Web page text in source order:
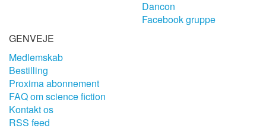
Dancon
Facebook gruppe
GENVEJE
Medlemskab
Bestilling
Proxima abonnement
FAQ om science fiction
Kontakt os
RSS feed